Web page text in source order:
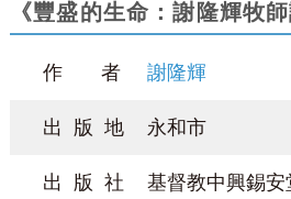
《豐盛的生命：謝隆輝牧師
作 者 謝隆輝
出 版 地 永和市
出 版 社 基督教中興錫安